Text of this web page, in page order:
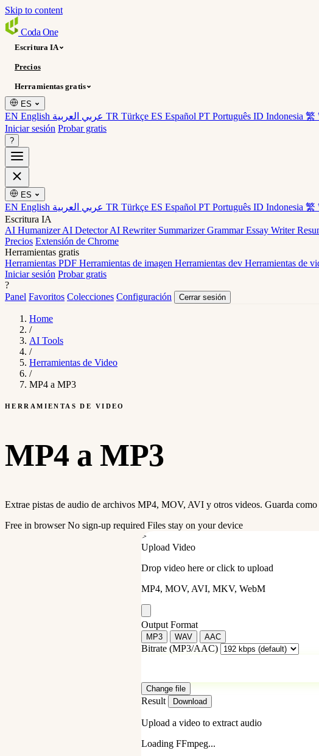
Skip to content
Coda One
Escritura IA
Precios
Herramientas gratis
ES
EN English TR Türkçe ES Español PT Português ID Indonesia 繁
Iniciar sesión Probar gratis
?
ES
EN English TR Türkçe ES Español PT Português ID Indonesia 繁
Escritura IA
AI HumanizerAI DetectorAI Rewriter SummarizerGrammarEssay Writer
Precios Extensión de Chrome
Herramientas gratis
Herramientas PDF Herramientas de imagen Herramientas dev Herramientas de
Iniciar sesión Probar gratis
?
Panel Favoritos Colecciones Configuración Cerrar sesión
Home
/
AI Tools
/
Herramientas de Video
/
MP4 a MP3
HERRAMIENTAS DE VIDEO
MP4 a MP3
Extrae pistas de audio de archivos MP4, MOV, AVI y otros videos. Guarda
Free in browserNo sign-up required Files stay on your device
>
Upload Video
Drop video here or click to upload
MP4, MOV, AVI, MKV, WebM
Output Format
MP3 WAV AAC
Bitrate (MP3/AAC)
Change file
Result Download
Upload a video to extract audio
Loading FFmpeg...